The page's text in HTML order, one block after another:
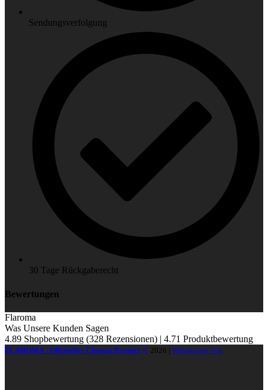
Sendungsverfolgung
30 Tage Rückgaberecht
Bewertungen
Flaroma
Was Unsere Kunden Sagen
4.89 Shopbewertung (328 Rezensionen) | 4.71 Produktbewertung
FLAROMA - Offizieller Chogan Partner © 2026 Webdesign von